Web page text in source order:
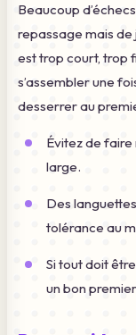
Beaucoup
repassage mais de
est trop court, trop
s’assembler une
desserrer au
Évitez de
large.
Des
tolérance au
Si tout doit
un bon